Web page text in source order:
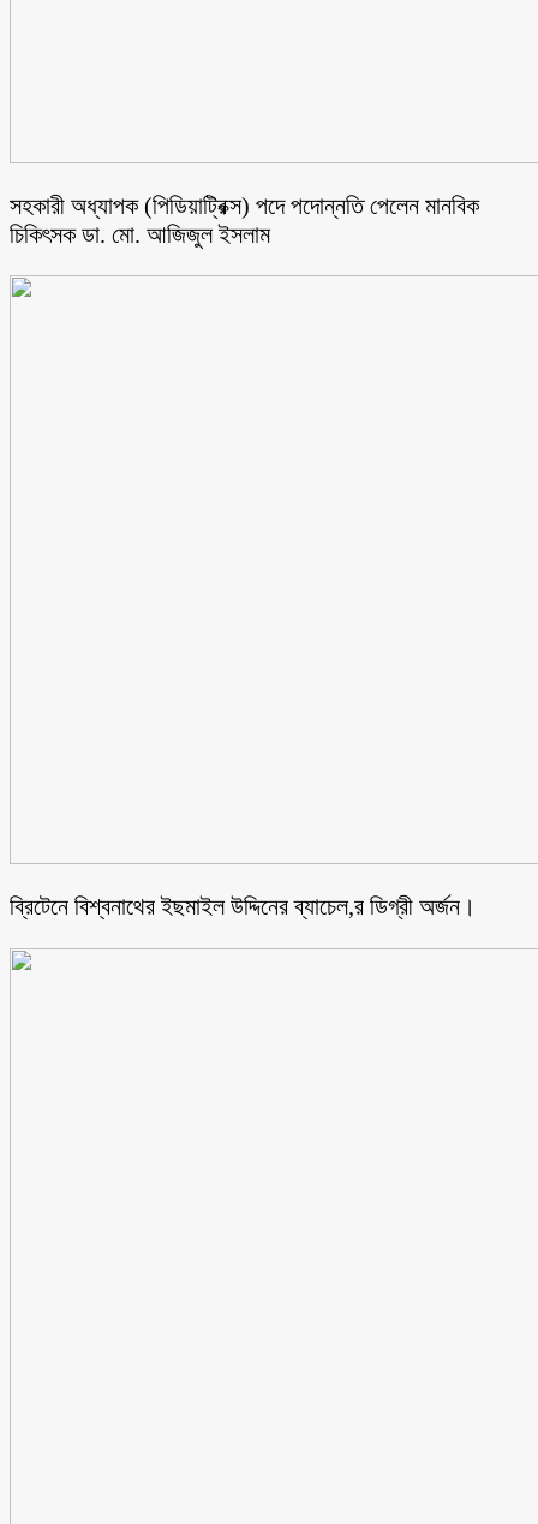
সহকারী অধ্যাপক (পিডিয়াট্রিক্স) পদে পদোন্নতি পেলেন মানবিক
চিকিৎসক ডা. মো. আজিজুল ইসলাম
ব্রিটেনে বিশ্বনাথের ইছমাইল উদ্দিনের ব্যাচেল,র ডিগ্রী অর্জন।